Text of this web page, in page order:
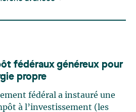
fédéraux généreux pour
propre
fédéral a instauré une
à l’investissement (les